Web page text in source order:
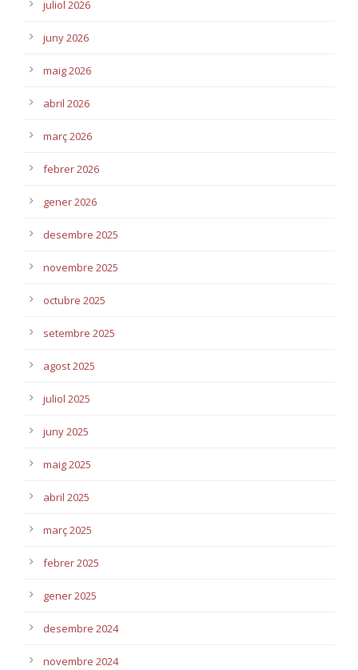
juliol 2026
juny 2026
maig 2026
abril 2026
març 2026
febrer 2026
gener 2026
desembre 2025
novembre 2025
octubre 2025
setembre 2025
agost 2025
juliol 2025
juny 2025
maig 2025
abril 2025
març 2025
febrer 2025
gener 2025
desembre 2024
novembre 2024